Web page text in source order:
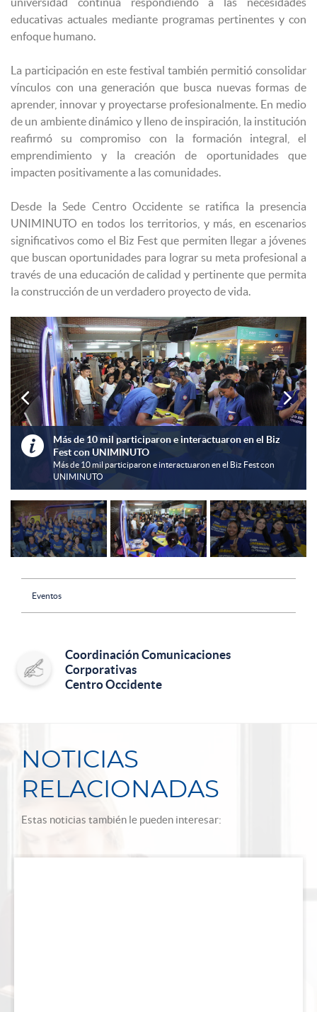
educativas actuales mediante programas pertinentes y con
enfoque humano.
La participación en este festival también permitió consolidar
vínculos con una generación que busca nuevas formas de
aprender, innovar y proyectarse profesionalmente. En medio
de un ambiente dinámico y lleno de inspiración, la institución
reafirmó su compromiso con la formación integral, el
emprendimiento y la creación de oportunidades que
impacten positivamente a las comunidades.
Desde la Sede Centro Occidente se ratifica la presencia
UNIMINUTO en todos los territorios, y más, en escenarios
significativos como el Biz Fest que permiten llegar a jóvenes
que buscan oportunidades para lograr su meta profesional a
través de una educación de calidad y pertinente que permita
la construcción de un verdadero proyecto de vida.

Más de 10 mil participaron e interactuaron en el Biz
Fest con UNIMINUTO
Más de 10 mil participaron e interactuaron en el Biz Fest con
UNIMINUTO
 
Eventos
Coordinación Comunicaciones
Corporativas
Centro Occidente
NOTICIAS
RELACIONADAS
Estas noticias también le pueden interesar: